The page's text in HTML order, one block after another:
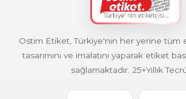
Ostim Etiket, Türkiye'nin her yerine tüm
tasarımını ve imalatını yaparak etiket
sağlamaktadır. 25+Yıllık